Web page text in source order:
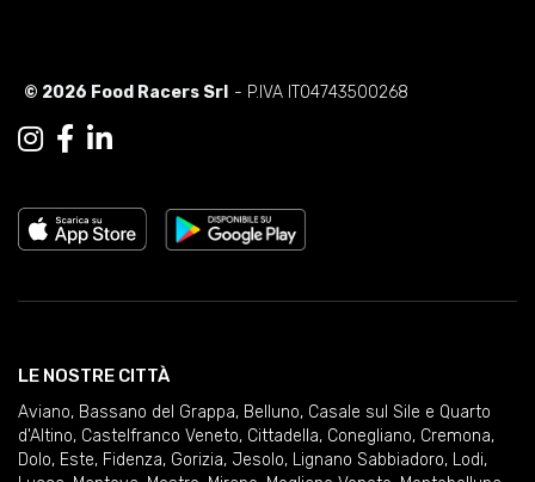
© 2026 Food Racers Srl - P.IVA IT04743500268
LE NOSTRE CITTÀ
Aviano, Bassano del Grappa, Belluno, Casale sul Sile e Quarto
d'Altino, Castelfranco Veneto, Cittadella, Conegliano, Cremona,
Dolo, Este, Fidenza, Gorizia, Jesolo, Lignano Sabbiadoro, Lodi,